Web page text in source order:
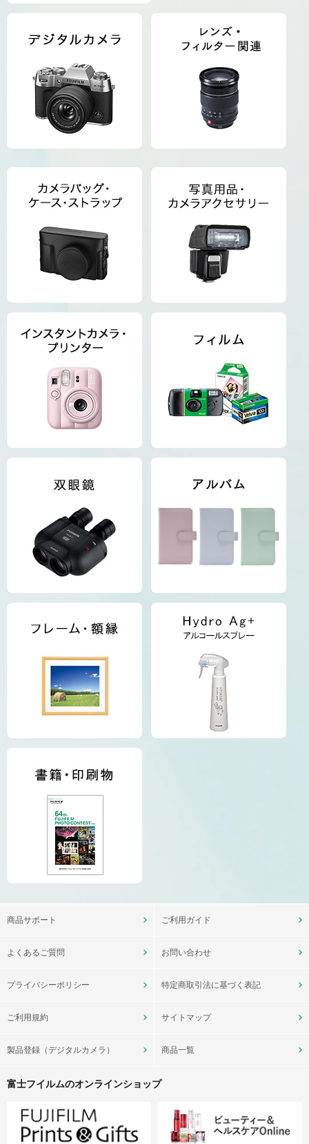
商品サポート ご利用ガイド
よくあるご質問 お問い合わせ
プライバシーポリシー 特定商取引法に基づく表記
ご利用規約 サイトマップ
製品登録（デジタルカメラ） 商品一覧
富士フイルムのオンラインショップ